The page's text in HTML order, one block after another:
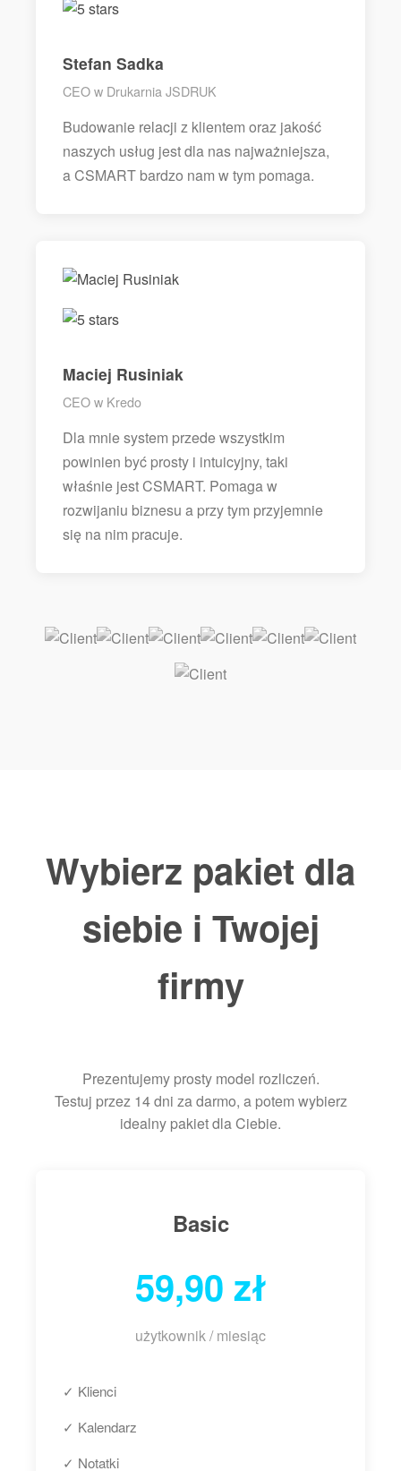
Stefan Sadka
CEO w Drukarnia JSDRUK
Budowanie relacji z klientem oraz jakość
naszych usług jest dla nas najważniejsza,
a CSMART bardzo nam w tym pomaga.
Maciej Rusiniak
CEO w Kredo
Dla mnie system przede wszystkim
powinien być prosty i intuicyjny, taki
właśnie jest CSMART. Pomaga w
rozwijaniu biznesu a przy tym przyjemnie
się na nim pracuje.
Wybierz pakiet dla
siebie i Twojej
firmy
Prezentujemy prosty model rozliczeń.
Testuj przez 14 dni za darmo, a potem wybierz
idealny pakiet dla Ciebie.
Basic
59,90 zł
użytkownik / miesiąc
✓ Klienci
✓ Kalendarz
✓ Notatki